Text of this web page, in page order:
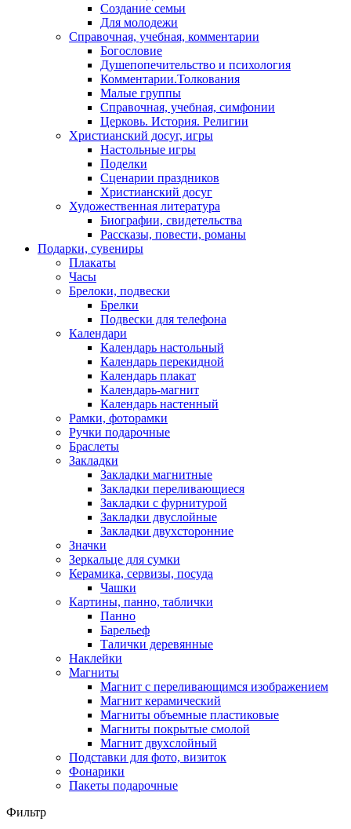
Создание семьи
Для молодежи
Справочная, учебная, комментарии
Богословие
Душепопечительство и психология
Комментарии.Толкования
Малые группы
Справочная, учебная, симфонии
Церковь. История. Религии
Христианский досуг, игры
Настольные игры
Поделки
Сценарии праздников
Христианский досуг
Художественная литература
Биографии, свидетельства
Рассказы, повести, романы
Подарки, сувениры
Плакаты
Часы
Брелоки, подвески
Брелки
Подвески для телефона
Календари
Календарь настольный
Календарь перекидной
Календарь плакат
Календарь-магнит
Календарь настенный
Рамки, фоторамки
Ручки подарочные
Браслеты
Закладки
Закладки магнитные
Закладки переливающиеся
Закладки с фурнитурой
Закладки двуслойные
Закладки двухсторонние
Значки
Зеркальце для сумки
Керамика, сервизы, посуда
Чашки
Картины, панно, таблички
Панно
Барельеф
Талички деревянные
Наклейки
Магниты
Магнит с переливающимся изображением
Магнит керамический
Магниты объемные пластиковые
Магниты покрытые смолой
Магнит двухслойный
Подставки для фото, визиток
Фонарики
Пакеты подарочные
Фильтр